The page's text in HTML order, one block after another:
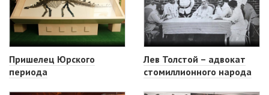
Пришелец Юрского
периода
Лев Толстой – адвокат
стомиллионного народа